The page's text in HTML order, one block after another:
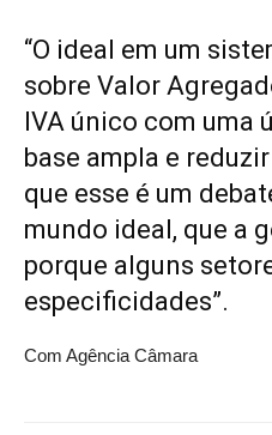
“O ideal em um
sobre Valor
IVA único com uma
base ampla e
que esse é um
mundo ideal, que a
porque alguns
especificidades”.
Com Agência Câmara